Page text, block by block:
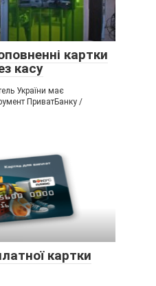
картки
касу
України має
ПриватБанку /
картки